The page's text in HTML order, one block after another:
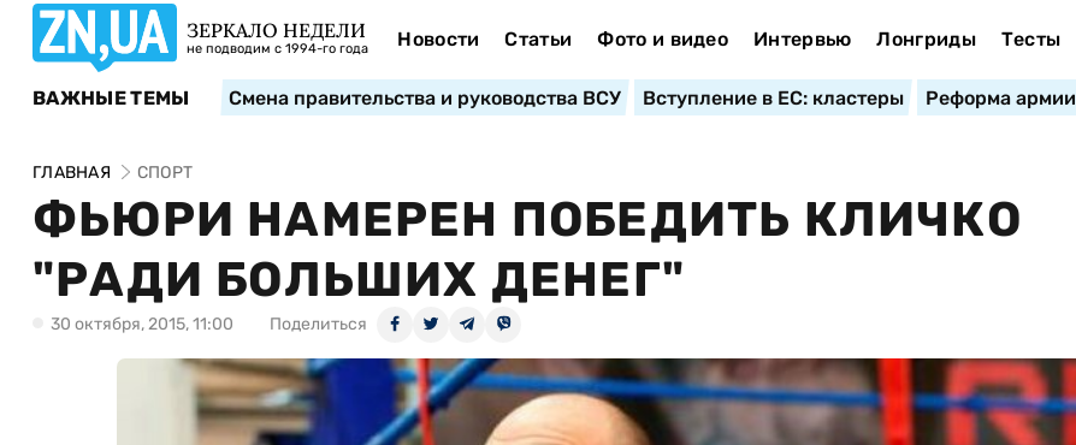
ЗЕРКАЛО НЕДЕЛИ
не подводим с 1994-го года Новости Статьи Фото и видео Интервью Лонгриды Тесты
ВАЖНЫЕ ТЕМЫ Смена правительства и руководства ВСУ Вступление в ЕС: кластеры Реформа армии
ГЛАВНАЯ СПОРТ
ФЬЮРИ НАМЕРЕН ПОБЕДИТЬ КЛИЧКО
"РАДИ БОЛЬШИХ ДЕНЕГ"
30 октября, 2015, 11:00 Поделиться